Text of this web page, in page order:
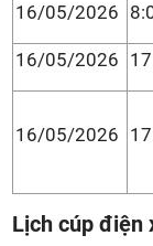
16/05/2026
16/05/2026
16/05/2026
Lịch cúp điện